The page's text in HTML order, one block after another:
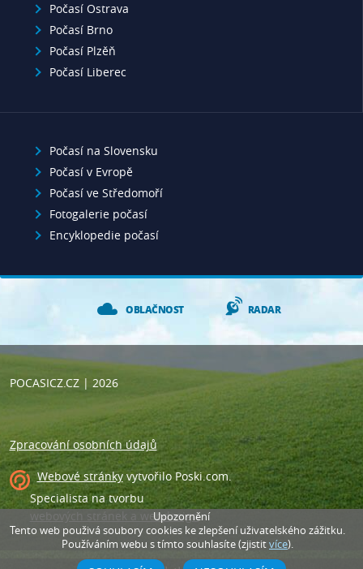
Počasí Ostrava
Počasí Brno
Počasí Plzěň
Počasí Liberec
Počasí na Slovensku
Počasí v Evropě
Počasí ve Středomoří
Fotogalerie počasí
Encyklopedie počasí
OBLAČNOST RADAR
POCASICZ.CZ| 2026
Zpracování osobních údajů
Webové stránkyvytvořilo Poski.com.
Specialista na tvorbu
webových stránek a webdesign.
Upozornění
Tento web použivá soubory cookies ke zlepšení uživatelského zážitku.
Používáním webu s tímto souhlasíte (zjistitvíce).